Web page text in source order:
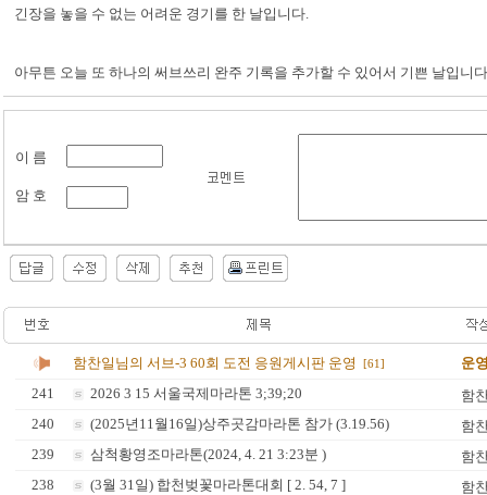
긴장을 놓을 수 없는 어려운 경기를 한 날입니다.
아무튼 오늘 또 하나의 써브쓰리 완주 기록을 추가할 수 있어서 기쁜 날입니
이 름
암 호
함찬일님의 서브-3 60회 도전 응원게시판 운영 [61]
운
241
2026 3 15 서울국제마라톤 3;39;20
함
240
(2025년11월16일)상주곳감마라톤 참가 (3.19.56)
함
239
삼척황영조마라톤(2024, 4. 21 3:23분 )
함
238
(3월 31일) 합천벚꽃마라톤대회 [ 2. 54, 7 ]
함